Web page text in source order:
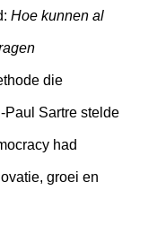
Hoe kunnen al
die
Paul Sartre stelde
had
groei en